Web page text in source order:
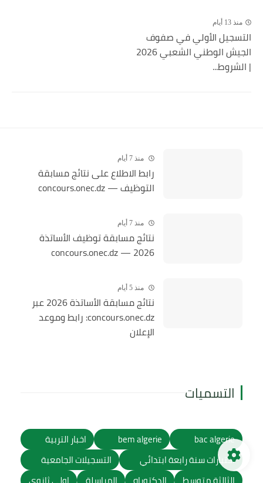
منذ 13 أيام
التسجيل الأولي في صفوف
الجيش الوطني الشعبي 2026
| الشروط...
منذ 7 أيام
رابط الاطلاع على نتائج مسابقة
التوظيف — concours.onec.dz
منذ 7 أيام
نتائج مسابقة توظيف الأساتذة
2026 — concours.onec.dz
منذ 5 أيام
نتائج مسابقة الأساتذة 2026 عبر
concours.onec.dz: رابط وموعد
الإعلان
التسميات
bac algerie
bem algerie
اخبار التربية
اختبارات سنة رابعة ابتدائي
التسجيلات الجامعية